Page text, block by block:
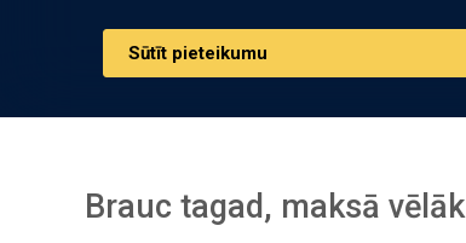
Sūtīt pieteikumu
Brauc tagad, maksā vēlāk